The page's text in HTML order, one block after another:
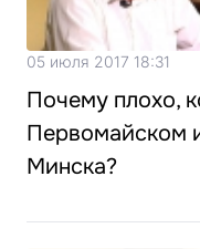
05 июля 2017 18:31
Почему плохо,
Первомайском
Минска?